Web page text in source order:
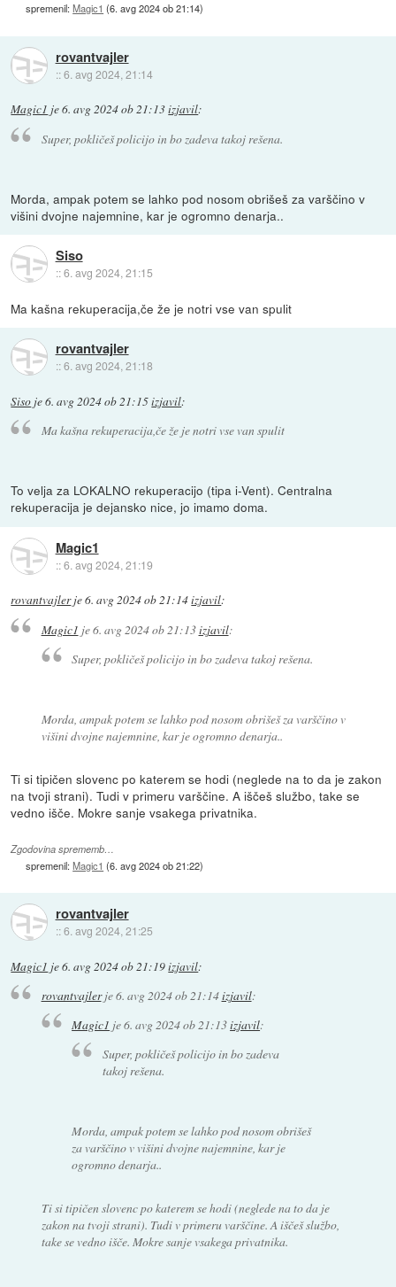
spremenil:Magic1 (6. avg 2024 ob 21:14)
rovantvajler
::6. avg 2024, 21:14
Magic1 je6. avg 2024 ob 21:13izjavil:
Super, pokličeš policijo in bo zadeva takoj rešena.
Morda, ampak potem se lahko pod nosom obrišeš za varščino v
višini dvojne najemnine, kar je ogromno denarja..
Siso
::6. avg 2024, 21:15
Ma kašna rekuperacija,če že je notri vse van spulit
rovantvajler
::6. avg 2024, 21:18
Siso je6. avg 2024 ob 21:15izjavil:
Ma kašna rekuperacija,če že je notri vse van spulit
To velja za LOKALNO rekuperacijo (tipa i-Vent). Centralna
rekuperacija je dejansko nice, jo imamo doma.
Magic1
::6. avg 2024, 21:19
rovantvajlerje6. avg 2024 ob 21:14izjavil:
Magic1 je6. avg 2024 ob 21:13izjavil:
Super, pokličeš policijo in bo zadeva takoj rešena.
Morda, ampak potem se lahko pod nosom obrišeš za varščino v
višini dvojne najemnine, kar je ogromno denarja..
Ti si tipičen slovenc po katerem se hodi (neglede na to da je zakon
na tvoji strani). Tudi v primeru varščine. A iščeš službo, take se
vedno išče. Mokre sanje vsakega privatnika.
Zgodovina sprememb…
spremenil:Magic1 (6. avg 2024 ob 21:22)
rovantvajler
::6. avg 2024, 21:25
Magic1 je6. avg 2024 ob 21:19izjavil:
rovantvajlerje6. avg 2024 ob 21:14izjavil:
Magic1 je6. avg 2024 ob 21:13izjavil:
Super, pokličeš policijo in bo zadeva
takoj rešena.
Morda, ampak potem se lahko pod nosom obrišeš
za varščino v višini dvojne najemnine, kar je
ogromno denarja..
Ti si tipičen slovenc po katerem se hodi (neglede na to da je
zakon na tvoji strani). Tudi v primeru varščine. A iščeš službo,
take se vedno išče. Mokre sanje vsakega privatnika.